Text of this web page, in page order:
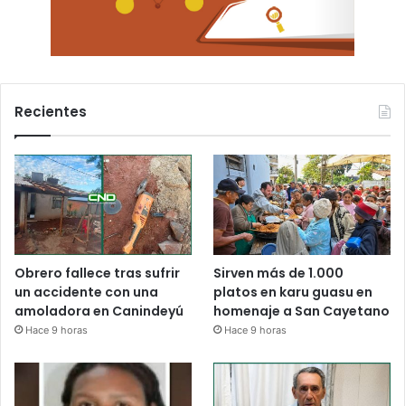
Recientes
Obrero fallece tras sufrir
un accidente con una
amoladora en Canindeyú
Hace 9 horas
Sirven más de 1.000
platos en karu guasu en
homenaje a San Cayetano
Hace 9 horas